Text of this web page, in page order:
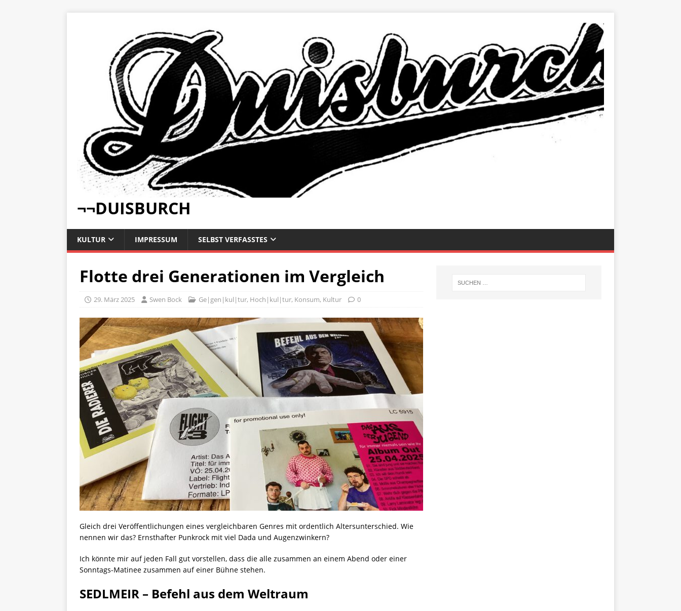
¬¬DUISBURCH
KULTUR IMPRESSUM SELBST VERFASSTES
Flotte drei Generationen im Vergleich
29. März 2025 Swen Bock Ge|gen|kul|tur, Hoch|kul|tur, Konsum, Kultur 0
Gleich drei Veröffentlichungen eines vergleichbaren Genres mit ordentlich Altersunterschied. Wie
nennen wir das? Ernsthafter Punkrock mit viel Dada und Augenzwinkern?
Ich könnte mir auf jeden Fall gut vorstellen, dass die alle zusammen an einem Abend oder einer
Sonntags-Matinee zusammen auf einer Bühne stehen.
SEDLMEIR – Befehl aus dem Weltraum